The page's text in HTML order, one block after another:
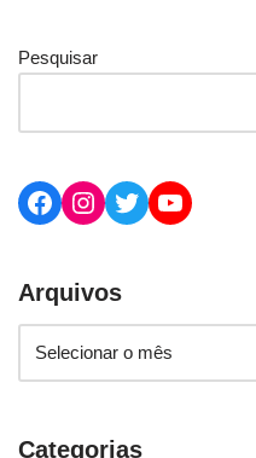
Pesquisar
Arquivos
Categorias